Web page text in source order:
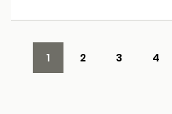
1 2 3 4